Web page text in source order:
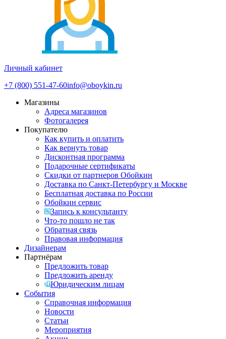
Личный кабинет
+7 (800) 551-47-60info@oboykin.ru
Магазины
Адреса магазинов
Фотогалерея
Покупателю
Как купить и оплатить
Как вернуть товар
Дисконтная программа
Подарочные сертификаты
Скидки от партнеров Обойкин
Доставка по Санкт-Петербургу и Москве
Бесплатная доставка по России
Обойкин сервис
Запись к консультанту
Что-то пошло не так
Обратная связь
Правовая информация
Дизайнерам
Партнёрам
Предложить товар
Предложить аренду
Юридическим лицам
События
Справочная информация
Новости
Статьи
Мероприятия